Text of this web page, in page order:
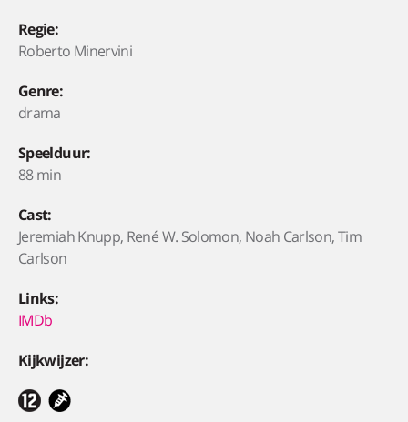
Regie:
Roberto Minervini
Genre:
drama
Speelduur:
88 min
Cast:
Jeremiah Knupp, René W. Solomon, Noah Carlson, Tim
Carlson
Links:
IMDb
Kijkwijzer: